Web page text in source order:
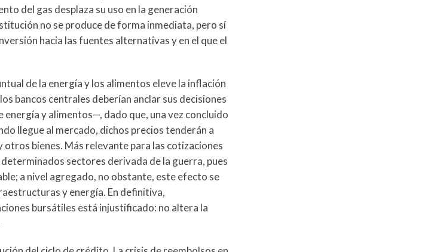
del gas desplaza su uso en la generación
no se produce de forma inmediata, pero sí
hacia las fuentes alternativas y en el que el
de la energía y los alimentos eleve la inflación
bancos centrales deberían anclar sus decisiones
y alimentos—, dado que, una vez concluido
llegue al mercado, dichos precios tenderán a
bienes. Más relevante para las cotizaciones
sectores derivada de la guerra, pues
a nivel agregado, no obstante, este efecto se
y energía. En definitiva,
bursátiles está injustificado: no altera la